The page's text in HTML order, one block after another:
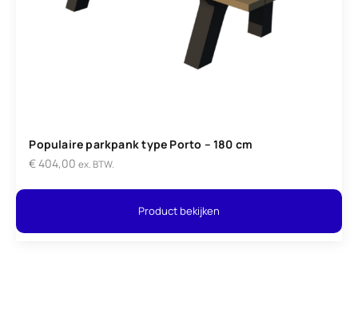
Populaire parkpank type Porto – 180 cm
€404,00 ex. BTW.
Product bekijken